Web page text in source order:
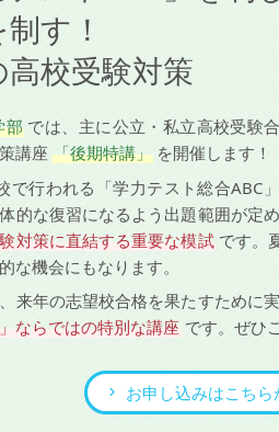
す！
校受験対策
部 では、主に公立・私立高校受験
講座 「後期特講」 を開催します！
で行われる「学力テスト総合ABC
的な復習になるよう出題範囲が定め
対策に直結する重要な模試 です。
な機会にもなります。
来年の志望校合格を果たすために
ならではの特別な講座 です。ぜひ
お申し込みはこちら